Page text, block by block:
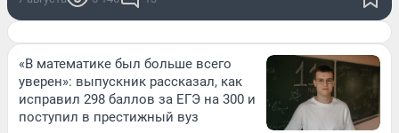
«В математике был больше всего
уверен»: выпускник рассказал, как
исправил 298 баллов за ЕГЭ на 300 и
поступил в престижный вуз